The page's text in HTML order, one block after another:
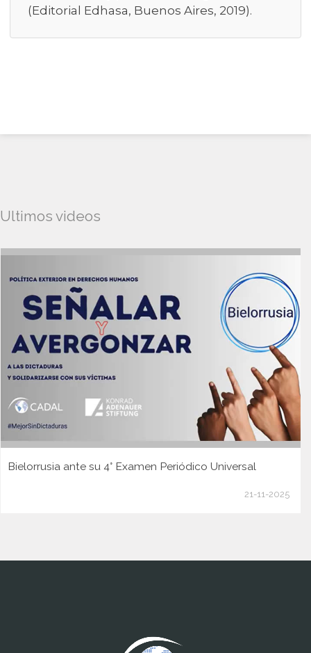
(Editorial Edhasa, Buenos Aires, 2019).
Ultimos videos
Bielorrusia ante su 4° Examen Periódico Universal
21-11-2025